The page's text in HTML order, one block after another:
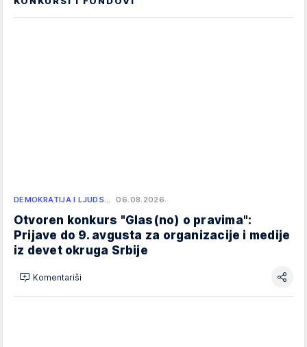
DEMOKRATIJA I LJUDS… 06.08.2026.
Otvoren konkurs "Glas(no) o pravima":
Prijave do 9. avgusta za organizacije i medije
iz devet okruga Srbije
Komentariši